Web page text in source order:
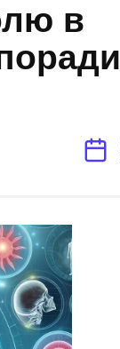
в